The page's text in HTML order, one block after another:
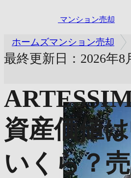
マンション売却
ホームズマンション売却
最終更新日：2026年8
資産価値
いくら？